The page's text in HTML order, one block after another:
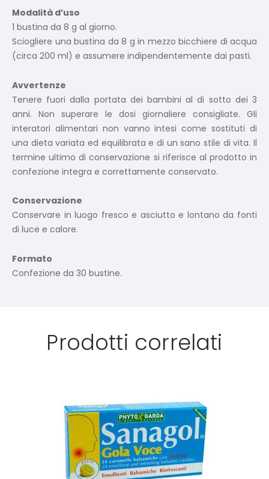
Modalità d’uso
1 bustina da 8 g al giorno.
Sciogliere una bustina da 8 g in mezzo bicchiere di acqua
(circa 200 ml) e assumere indipendentemente dai pasti.
Avvertenze
Tenere fuori dalla portata dei bambini al di sotto dei 3
anni. Non superare le dosi giornaliere consigliate. Gli
interatori alimentari non vanno intesi come sostituti di
una dieta variata ed equilibrata e di un sano stile di vita. Il
termine ultimo di conservazione si riferisce al prodotto in
confezione integra e correttamente conservato.
Conservazione
Conservare in luogo fresco e asciutto e lontano da fonti
di luce e calore.
Formato
Confezione da 30 bustine.
Prodotti correlati